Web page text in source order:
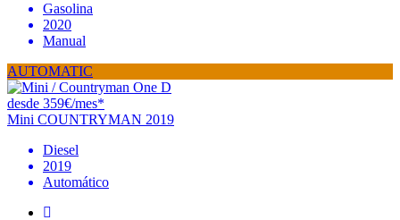
Gasolina
2020
Manual
AUTOMATIC
desde 359€/mes*
Mini COUNTRYMAN 2019
Diesel
2019
Automático